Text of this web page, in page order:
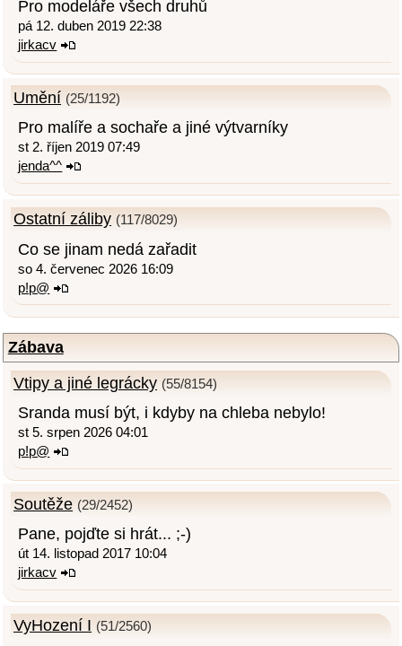
Pro modeláře všech druhů
pá 12. duben 2019 22:38
jirkacv
Umění (25/1192)
Pro malíře a sochaře a jiné výtvarníky
st 2. říjen 2019 07:49
jenda^^
Ostatní záliby (117/8029)
Co se jinam nedá zařadit
so 4. červenec 2026 16:09
p!p@
Zábava
Vtipy a jiné legrácky (55/8154)
Sranda musí být, i kdyby na chleba nebylo!
st 5. srpen 2026 04:01
p!p@
Soutěže (29/2452)
Pane, pojďte si hrát... ;-)
út 14. listopad 2017 10:04
jirkacv
VyHození I (51/2560)